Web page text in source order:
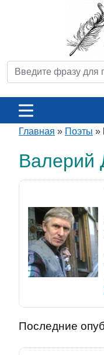
Главная » Поэты »
Валерий
Последние